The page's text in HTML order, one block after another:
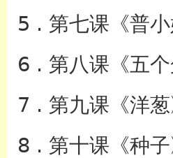
5 . 第七课《普小
6 . 第八课《五个
7 . 第九课《洋葱
8 . 第十课《种子